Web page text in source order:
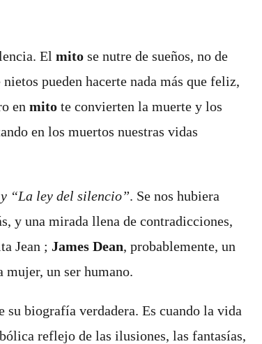
El mito se nutre de sueños, no de
pueden hacerte nada más que feliz,
en mito te convierten la muerte y los
en los muertos nuestras vidas
“La ley del silencio”. Se nos hubiera
y una mirada llena de contradicciones,
Jean ; James Dean, probablemente, un
mujer, un ser humano.
biografía verdadera. Es cuando la vida
reflejo de las ilusiones, las fantasías,